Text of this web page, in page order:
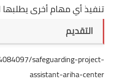
تنفيذ أي مهام أخرى يطلبها
التقديم
safeguarding-project-
assistant-ariha-center